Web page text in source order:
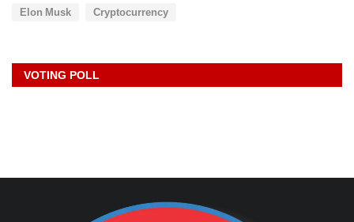
Elon Musk Cryptocurrency
VOTING POLL